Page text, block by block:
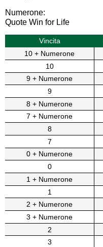
Numerone:
Quote Win for Life
Vincita
10 + Numerone
10
9 + Numerone
9
8 + Numerone
7 + Numerone
8
7
0 + Numerone
0
1 + Numerone
1
2 + Numerone
3 + Numerone
2
3